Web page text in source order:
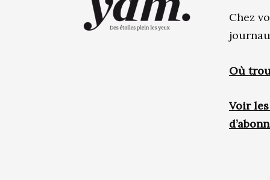
Chez
Où
Voir